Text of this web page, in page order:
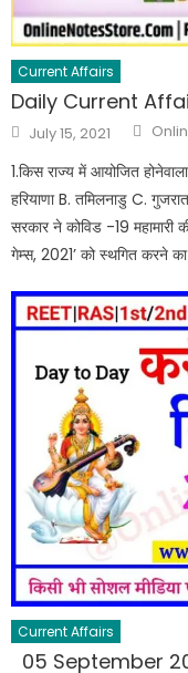
Current Affairs
Daily Current
July 15, 2021
1.किस राज्य में आयोजित
हरियाणा B. तमिलनाडु C.
सरकार ने कोविड -19 महामारी
गेम्स, 2021’ को स्थगित करने
Current Affairs
05 September